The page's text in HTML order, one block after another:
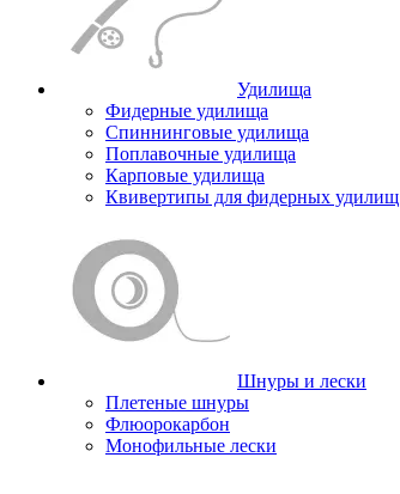
Удилища
Фидерные удилища
Спиннинговые удилища
Поплавочные удилища
Карповые удилища
Квивертипы для фидерных удилищ
Шнуры и лески
Плетеные шнуры
Флюорокарбон
Монофильные лески